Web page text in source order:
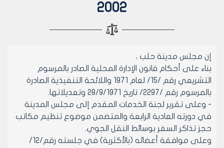
2002
إن مجلس مدينة حلب ،
بناء على أحكام قانون الإدارة المحلية الصادر بالمرسوم
التشريعي رقم /15/ لعام 1971 واللائحة التنفيذية الصادرة
بالمرسوم رقم /2297/ تاريخ 28/9/1971 وتعديلاتها.
- وعلى تقرير لجنة الخدمات المقدم إلى مجلس المدينة
في دورته العادية الرابعة والمتضمن موضوع تنظيم مكاتب
حجز تذاكر السفر بوسائط النقل الجوي.
وعلى موافقة أعضائه (بالأكثرية) في جلسته رقم/12/